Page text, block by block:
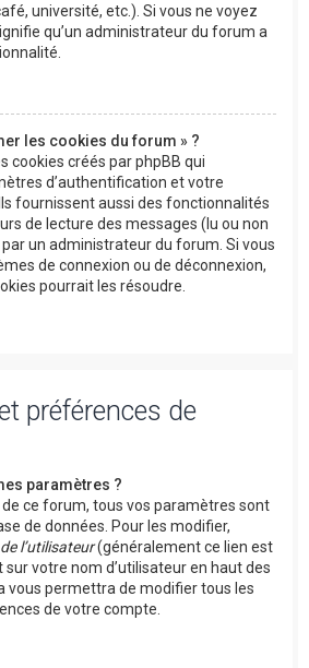
université, etc.). Si vous ne voyez
qu’un administrateur du forum a
les cookies du forum » ?
cookies créés par phpBB qui
d’authentification et votre
fournissent aussi des fonctionnalités
de lecture des messages (lu ou non
par un administrateur du forum. Si vous
de connexion ou de déconnexion,
pourrait les résoudre.
préférences de
paramètres ?
ce forum, tous vos paramètres sont
de données. Pour les modifier,
l’utilisateur(généralement ce lien est
votre nom d’utilisateur en haut des
vous permettra de modifier tous les
de votre compte.